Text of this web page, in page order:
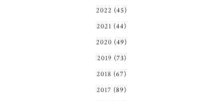
2022 (45)
2021 (44)
2020 (49)
2019 (73)
2018 (67)
2017 (89)